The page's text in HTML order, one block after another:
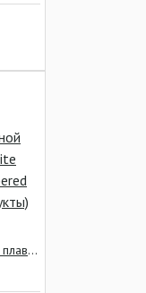
Бойлы нейтральной плавучести Dynamite Baits Wafters Peppered Fruit (Перец & Фрукты) 15 мм